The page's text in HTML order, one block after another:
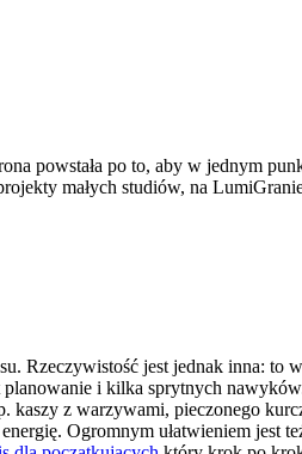
powstała po to, aby w jednym
małych studiów, na
Rzeczywistość jest jednak inna: to
i kilka sprytnych
z warzywami, pieczonego
Ogromnym ułatwieniem jest